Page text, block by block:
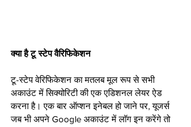
क्या है टू स्टेप वैरिफिकेशन
टू-स्टेप वेरिफिकेशन का मतलब मूल रूप से सभी
अकाउंट में सिक्योरिटी की एक एडिशनल लेयर ऐड
करना है। एक बार ऑप्शन इनेबल हो जाने पर, यूजर्स
जब भी अपने Google अकाउंट में लॉग इन करेंगे तो